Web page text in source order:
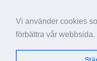
Vi använder cookies
förbättra vår webbsida.